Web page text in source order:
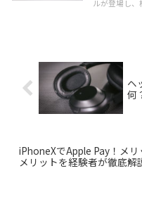
ルが登場し、
ヘ
何
iPhoneXでApple Pay！メ
メリットを経験者が徹底解